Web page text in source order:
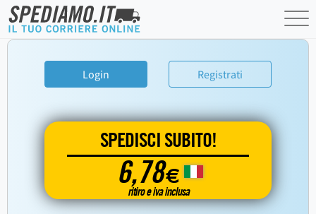
Login Registrati
SPEDISCI SUBITO!
6,78€
ritiro e iva inclusa